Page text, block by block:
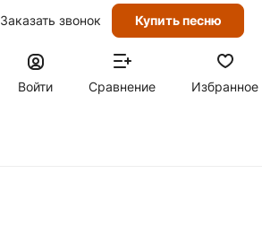
Заказать звонок Купить песню
Войти Сравнение Избранное